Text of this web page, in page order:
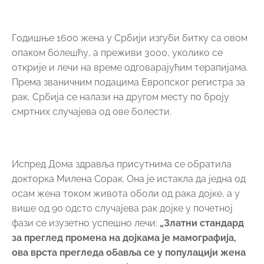
Годишње 1600 жена у Србији изгуби битку са овом
опаком болешћу, а преживи 3000, уколико се
открије и лечи на време одговарајућим терапијама.
Према званичним подацима Европског регистра за
рак, Србија се налази на другом месту по броју
смртних случајева од ове болести.
Испред Дома здравља присутнима се обратила
докторка Милена Сорак. Она је истакла да једна од
осам жена током живота оболи од рака дојке, а у
више од 90 одсто случајева рак дојке у почетној
фази се изузетно успешно лечи: „Златни стандард
за преглед промена на дојкама је мамографија,
ова врста прегледа обавља се у популацији жена